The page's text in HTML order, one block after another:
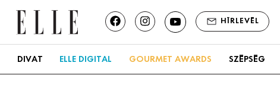
HÍRLEVÉL
DIVAT ELLE DIGITAL GOURMET AWARDS SZÉPSÉG